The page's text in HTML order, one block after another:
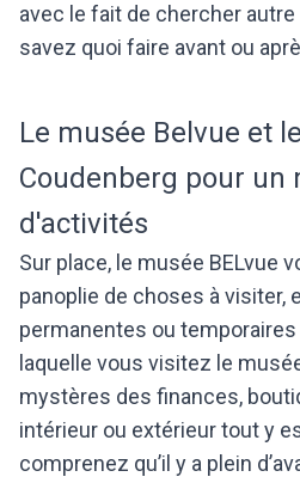
avec le fait de chercher
savez quoi faire avant ou
Le musée Belvue et
Coudenberg pour un
d'activités
Sur place, le musée BELvue
panoplie de choses à visiter,
permanentes ou
laquelle vous visitez le
mystères des finances,
intérieur ou extérieur tout y
comprenez qu’il y a plein